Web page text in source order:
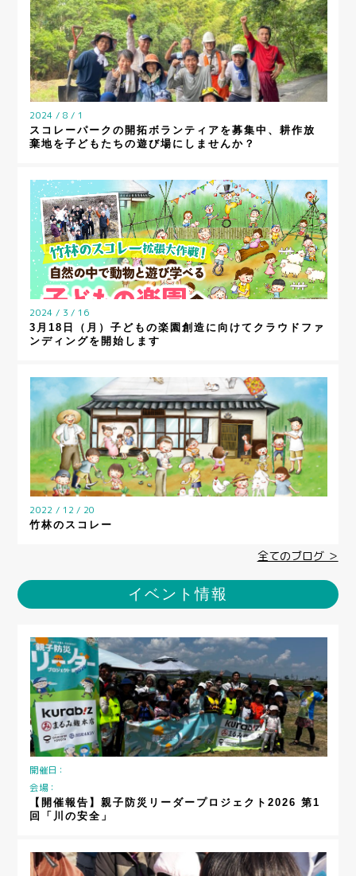
2024 / 8 / 1
スコレーパークの開拓ボランティアを募集中、耕作放
棄地を子どもたちの遊び場にしませんか？
2024 / 3 / 16
3月18日（月）子どもの楽園創造に向けてクラウドファ
ンディングを開始します
2022 / 12 / 20
竹林のスコレー
全てのブログ ＞
イベント情報
開催日：
会場：
【開催報告】親子防災リーダープロジェクト2026 第1
回「川の安全」